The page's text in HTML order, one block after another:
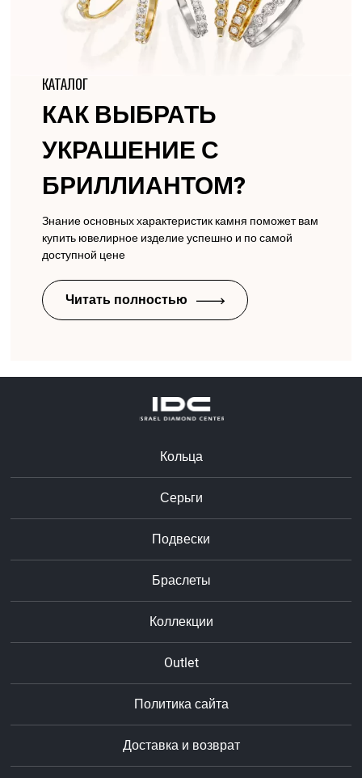
КАТАЛОГ
КАК ВЫБРАТЬ
УКРАШЕНИЕ С
БРИЛЛИАНТОМ?
Знание основных характеристик камня поможет вам
купить ювелирное изделие успешно и по самой
доступной цене
Читать полностью
Кольца
Серьги
Подвески
Браслеты
Коллекции
Outlet
Политика сайта
Доставка и возврат